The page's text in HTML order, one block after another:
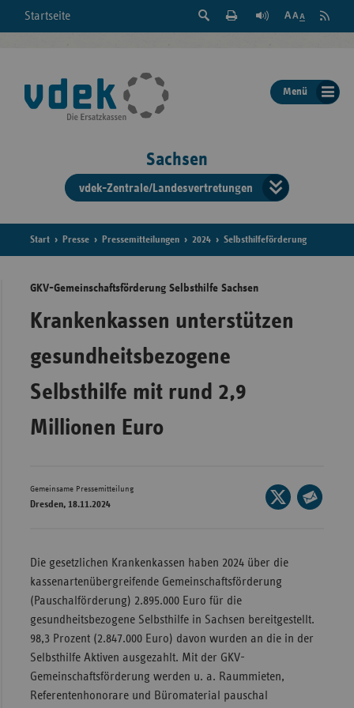
Startseite
Suche
der
Seite
Feed
Menü
Sachsen
vdek-Zentrale/Landesvertretungen
der
Start Presse Pressemitteilungen 2024 Selbsthilfeförderung
GKV-Gemeinschaftsförderung Selbsthilfe Sachsen
Krankenkassen unterstützen
gesundheitsbezogene
Selbsthilfe mit rund 2,9
Millionen Euro
Gemeinsame Pressemitteilung
Dresden, 18.11.2024
Seite
auf
Die gesetzlichen Krankenkassen haben 2024 über die
kassenartenübergreifende Gemeinschaftsförderung
(Pauschalförderung) 2.895.000 Euro für die
gesundheitsbezogene Selbsthilfe in Sachsen bereitgestellt.
98,3 Prozent (2.847.000 Euro) davon wurden an die in der
Selbsthilfe Aktiven ausgezahlt. Mit der GKV-
Gemeinschaftsförderung werden u. a. Raummieten,
Referentenhonorare und Büromaterial pauschal